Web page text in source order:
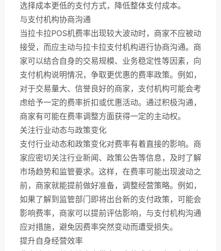
选择成本更低的支付方式，降低整体支付成本。
与支付机构协商沟通
当拉卡拉POS机费率出现较大波动时，商家不应被动
接受，而应主动与拉卡拉支付机构进行协商沟通。商
家可以结合自身的交易规模、业务稳定性等因素，向
支付机构说明情况，争取更优惠的费率政策。例如，
对于交易量大、信誉良好的商家，支付机构可能会考
虑给予一定的费率折扣或优惠活动。通过积极沟通，
商家有可能在费率调整方面获得一定的主动权。
关注行业动态与政策变化
支付行业动态和政策变化对费率有着直接的影响。商
家应密切关注行业新闻、政策公告等信息，及时了解
市场趋势和监管要求。这样，在费率可能出现波动之
前，商家就能提前做好准备，调整经营策略。例如，
如果了解到监管部门即将出台新的支付政策，可能会
影响费率，商家可以提前评估影响，与支付机构沟通
应对措施，避免因费率突然变动而遭受损失。
提升自身经营效率